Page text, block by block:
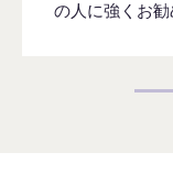
の人に強くお